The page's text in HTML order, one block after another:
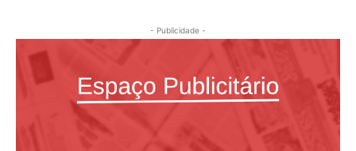
- Publicidade -